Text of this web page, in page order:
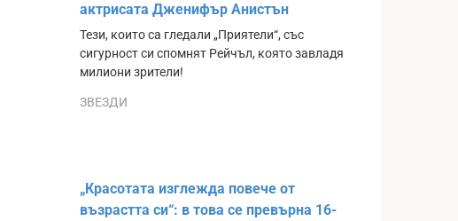
актрисата Дженифър Анистън
Тези, които са гледали „Приятели“, със
сигурност си спомнят Рейчъл, която завладя
милиони зрители!
ЗВЕЗДИ
„Красотата изглежда повече от
възрастта си“: в това се превърна 16-